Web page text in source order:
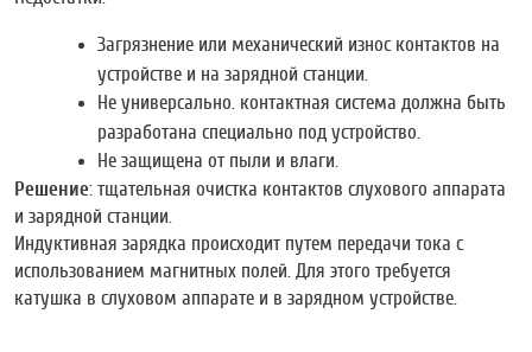
Загрязнение или механический износ контактов на
устройстве и на зарядной станции.
Не универсально. контактная система должна быть
разработана специально под устройство.
Не защищена от пыли и влаги.
Решение: тщательная очистка контактов слухового аппарата
и зарядной станции.
Индуктивная зарядка происходит путем передачи тока с
использованием магнитных полей. Для этого требуется
катушка в слуховом аппарате и в зарядном устройстве.